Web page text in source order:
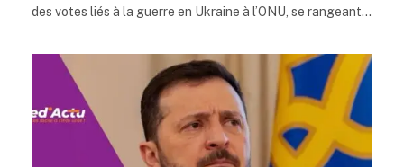
des votes liés à la guerre en Ukraine à l’ONU, se rangeant…